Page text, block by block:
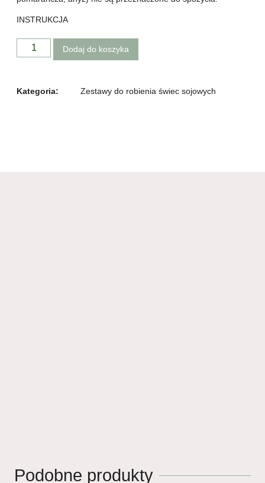
INSTRUKCJA
Dodaj do koszyka
Kategoria: Zestawy do robienia świec sojowych
Podobne produkty